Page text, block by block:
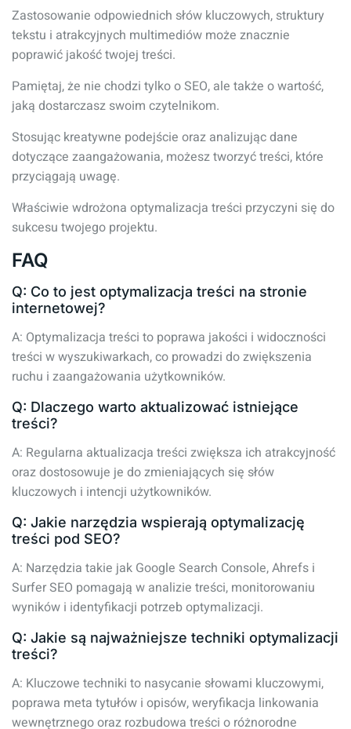
Zastosowanie odpowiednich słów kluczowych, struktury
tekstu i atrakcyjnych multimediów może znacznie
poprawić jakość twojej treści.
Pamiętaj, że nie chodzi tylko o SEO, ale także o wartość,
jaką dostarczasz swoim czytelnikom.
Stosując kreatywne podejście oraz analizując dane
dotyczące zaangażowania, możesz tworzyć treści, które
przyciągają uwagę.
Właściwie wdrożona optymalizacja treści przyczyni się do
sukcesu twojego projektu.
FAQ
Q: Co to jest optymalizacja treści na stronie
internetowej?
A: Optymalizacja treści to poprawa jakości i widoczności
treści w wyszukiwarkach, co prowadzi do zwiększenia
ruchu i zaangażowania użytkowników.
Q: Dlaczego warto aktualizować istniejące
treści?
A: Regularna aktualizacja treści zwiększa ich atrakcyjność
oraz dostosowuje je do zmieniających się słów
kluczowych i intencji użytkowników.
Q: Jakie narzędzia wspierają optymalizację
treści pod SEO?
A: Narzędzia takie jak Google Search Console, Ahrefs i
Surfer SEO pomagają w analizie treści, monitorowaniu
wyników i identyfikacji potrzeb optymalizacji.
Q: Jakie są najważniejsze techniki optymalizacji
treści?
A: Kluczowe techniki to nasycanie słowami kluczowymi,
poprawa meta tytułów i opisów, weryfikacja linkowania
wewnętrznego oraz rozbudowa treści o różnorodne